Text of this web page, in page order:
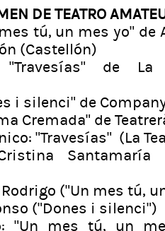
DE TEATRO
tú, un mes yo”
(Castellón)
de La
i silenci” de
Cremada” de
“Travesías” (La
Santamaría
(“Un mes tú,
(“Dones i silenci”)
“Un mes tú, un